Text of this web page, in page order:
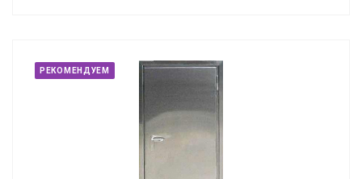
РЕКОМЕНДУЕМ